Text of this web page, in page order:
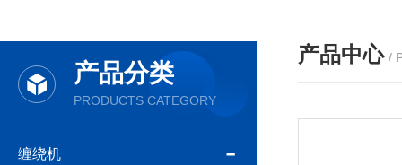
产品分类
PRODUCTS CATEGORY
缠绕机
产品中心 /